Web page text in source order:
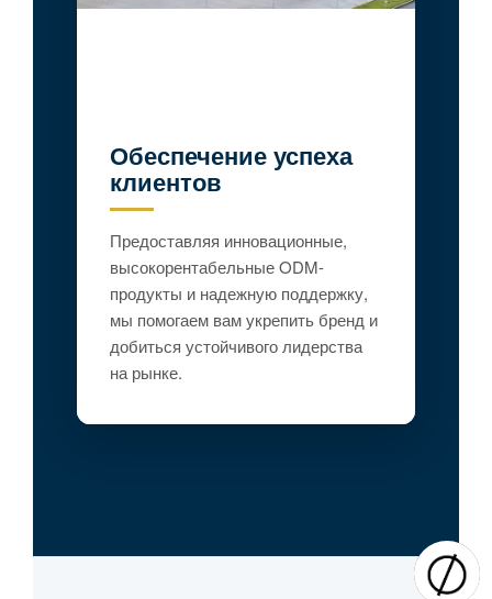
Обеспечение успеха
клиентов
Предоставляя инновационные,
высокорентабельные ODM-
продукты и надежную поддержку,
мы помогаем вам укрепить бренд и
добиться устойчивого лидерства
на рынке.